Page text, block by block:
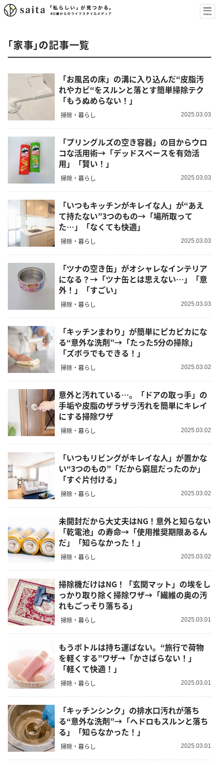
「家事」の記事一覧
「お風呂の床」の溝に入り込んだ“皮脂汚
れやカビ“をスルンと落とす簡単掃除テク
「もうぬめらない！」
掃除・暮らし 2025.03.03
「プリングルズの空き容器」の目からウロ
コな活用術→「デッドスペースを有効活
用」「賢い！」
掃除・暮らし 2025.03.03
「いつもキッチンがキレイな人」が“あえ
て持たない”3つのもの→「場所取って
た…」「なくても快適」
掃除・暮らし 2025.03.03
「ツナの空き缶」がオシャレなインテリア
になる？→「ツナ缶とは思えない…」「意
外！」「すごい」
掃除・暮らし 2025.03.03
「キッチンまわり」が簡単にピカピカにな
る“意外な洗剤”→「たった5分の掃除」
「ズボラでもできる！」
掃除・暮らし 2025.03.02
意外と汚れている…。「ドアの取っ手」の
手垢や皮脂のザラザラ汚れを簡単にキレイ
にする掃除ワザ
掃除・暮らし 2025.03.02
「いつもリビングがキレイな人」が置かな
い“3つのもの”「だから窮屈だったのか」
「すぐ片付ける」
掃除・暮らし 2025.03.02
未開封だから大丈夫はNG！意外と知らない
「乾電池」の寿命→「使用推奨期限あるん
だ」「知らなかった！」
掃除・暮らし 2025.03.02
掃除機だけはNG！「玄関マット」の埃をし
っかり取り除く掃除ワザ→「繊維の奥の汚
れもごっそり落ちる」
掃除・暮らし 2025.03.01
もうボトルは持ち運ばない。“旅行で荷物
を軽くする”ワザ→「かさばらない！」
「軽くて快適！」
掃除・暮らし 2025.03.01
「キッチンシンク」の排水口汚れが落ち
る“意外な洗剤”→「ヘドロもスルンと落ち
る」「知らなかった！」
掃除・暮らし 2025.03.01